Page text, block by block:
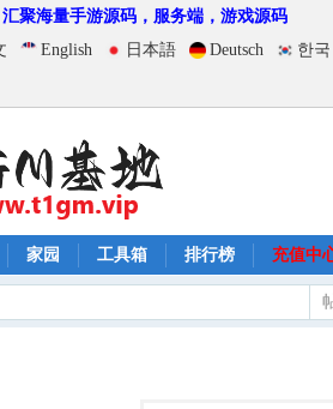
聚海量手游源码，服务端，游戏源码
English 日本語 Deutsch 한
家园 工具箱 排行榜 充值中